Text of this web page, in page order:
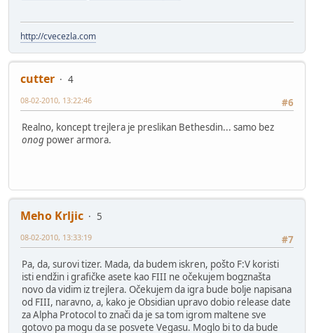
http://cvecezla.com
cutter
4
#6
08-02-2010, 13:22:46
Realno, koncept trejlera je preslikan Bethesdin... samo bez
onog power armora.
Meho Krljic
5
#7
08-02-2010, 13:33:19
Pa, da, surovi tizer. Mada, da budem iskren, pošto F:V koristi
isti endžin i grafičke asete kao FIII ne očekujem bogznašta
novo da vidim iz trejlera. Očekujem da igra bude bolje napisana
od FIII, naravno, a, kako je Obsidian upravo dobio release date
za Alpha Protocol to znači da je sa tom igrom maltene sve
gotovo pa mogu da se posvete Vegasu. Moglo bi to da bude